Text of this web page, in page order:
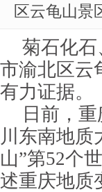
区云龟山景
菊石化
市渝北区云
有力证据。
日前，
川东南地
山”第52个
述重庆地质